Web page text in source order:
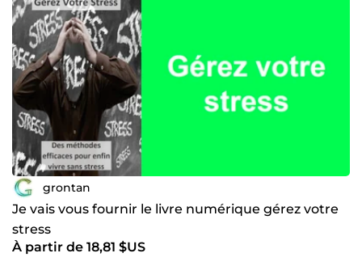
grontan
Je vais vous fournir le livre numérique gérez votre
stress
À partir de 18,81 $US